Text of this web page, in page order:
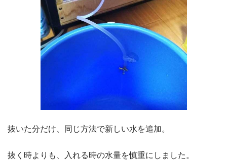
抜いた分だけ、同じ方法で新しい水を追加。
抜く時よりも、入れる時の水量を慎重にしました。